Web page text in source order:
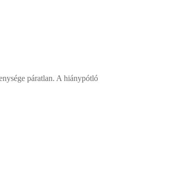
páratlan. A hiánypótló